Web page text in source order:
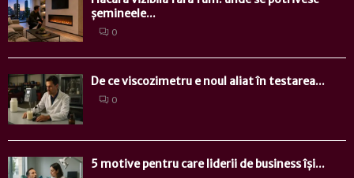
șemineele...
0
De ce viscozimetru e noul aliat în testarea...
0
5 motive pentru care liderii de business își...